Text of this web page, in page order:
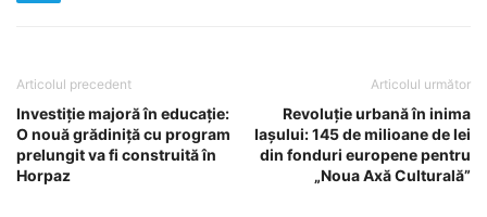
Articolul precedent
Investiție majoră în educație:
O nouă grădiniță cu program
prelungit va fi construită în
Horpaz
Articolul următor
Revoluție urbană în inima
Iașului: 145 de milioane de lei
din fonduri europene pentru
„Noua Axă Culturală”